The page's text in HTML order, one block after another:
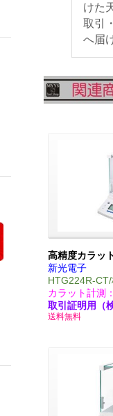
けた
取引
へ届
高精度カラッ
新光電子
HTG224R-
カラット計測
取引証明用（
送料無料